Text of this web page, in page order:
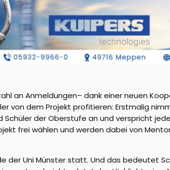
an Anmeldungen– dank einer neuen
von dem Projekt profitieren: Erstmalig
Schüler der Oberstufe an und verspricht
frei wählen und werden dabei von
der Uni Münster statt. Und das bedeutet